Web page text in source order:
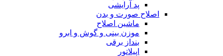
پد آرایشی
اصلاح صورت و بدن
ماشین اصلاح
موزن بینی و گوش و ابرو
بنداز برقی
اپیلاتور